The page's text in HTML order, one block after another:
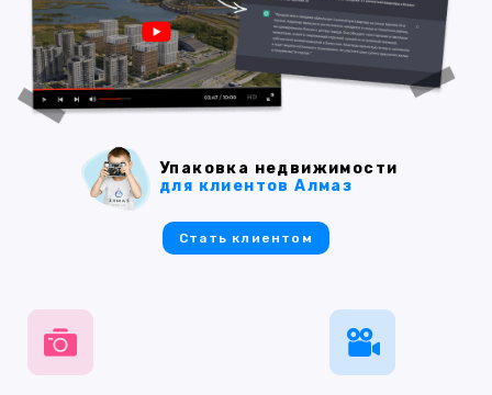
Упаковка недвижимости
для клиентов Алмаз
Стать клиентом